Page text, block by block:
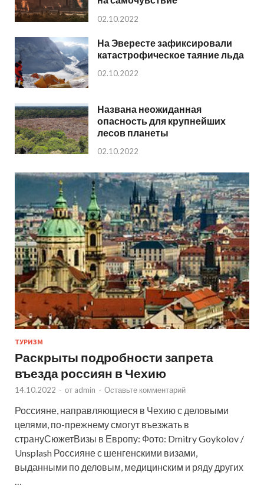
02.10.2022
На Эвересте зафиксировали
катастрофическое таяние льда
02.10.2022
Названа неожиданная
опасность для крупнейших
лесов планеты
02.10.2022
ТУРИЗМ
Раскрыты подробности запрета
въезда россиян в Чехию
14.10.2022 - от admin - Оставьте комментарий
Россияне, направляющиеся в Чехию с деловыми
целями, по-прежнему смогут въезжать в
странуСюжетВизы в Европу: Фото: Dmitry Goykolov /
Unsplash Россияне с шенгенскими визами,
выданными по деловым, медицинским и ряду других
…